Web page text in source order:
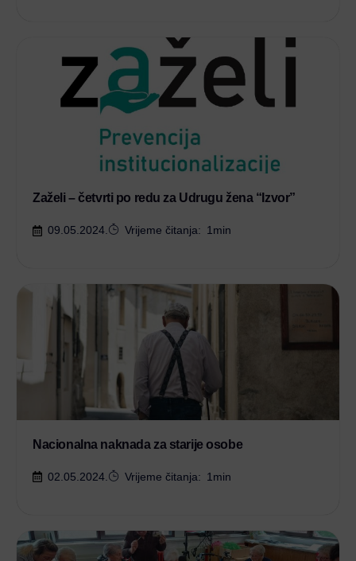
Zaželi – četvrti po redu za Udrugu žena “Izvor”
09.05.2024. Vrijeme čitanja: 1min
Nacionalna naknada za starije osobe
02.05.2024. Vrijeme čitanja: 1 min